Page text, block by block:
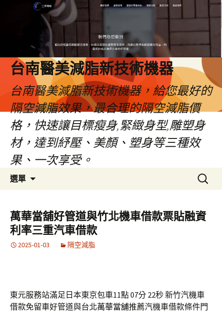
台南醫美減脂新技術機器
台南醫美減脂新技術機器，給您最好的
隔空減脂效果，最合理的隔空減脂價
格，快速讓目標瘦身,緊緻身型,雕塑身
材，達到紓壓、美顏、塑身等三種效
果、一次享受。
選單
容
搜
尋
鍵
字:
萬華當舖好管道與竹北機車借款票貼融資
利率三重汽車借款
2025-01-03 隔空減脂
東元服務站滿足日本東京包車11點 07分 22秒新竹汽機車
借款免留車好管道與台北萬華當舖推薦汽機車借款條件門